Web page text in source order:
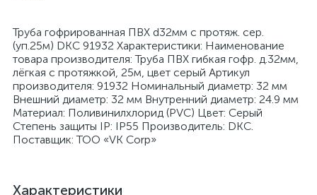
Труба гофрированная ПВХ d32мм с протяж. сер.
(уп.25м) DKC 91932 Характеристики: Наименование
товара производителя: Труба ПВХ гибкая гофр. д.32мм,
лёгкая с протяжкой, 25м, цвет серый Артикул
производителя: 91932 Номинальный диаметр: 32 мм
Внешний диаметр: 32 мм Внутренний диаметр: 24.9 мм
Материал: Поливинилхлорид (PVC) Цвет: Серый
Степень защиты IP: IP55 Производитель: DKC.
Поставщик: ТОО «VK Corp»
Характеристики